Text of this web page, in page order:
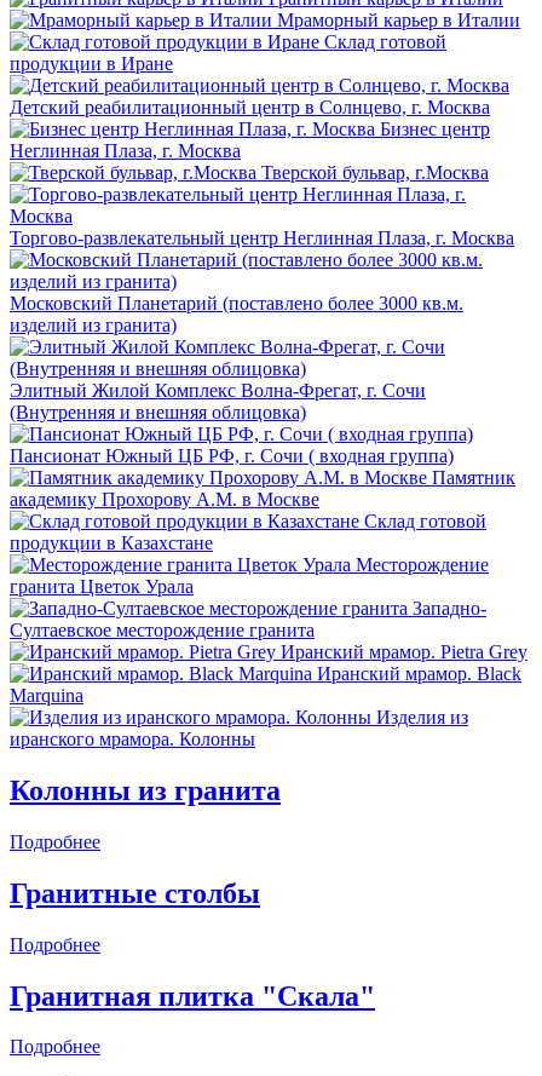
Мраморный карьер в Италии
Склад готовой
продукции в Иране
Детский реабилитационный центр в Солнцево, г. Москва
Бизнес центр
Неглинная Плаза, г. Москва
Тверской бульвар, г.Москва
Торгово-развлекательный центр Неглинная Плаза, г. Москва
Московский Планетарий (поставлено более 3000 кв.м.
изделий из гранита)
Элитный Жилой Комплекс Волна-Фрегат, г. Сочи
(Внутренняя и внешняя облицовка)
Пансионат Южный ЦБ РФ, г. Сочи ( входная группа)
Памятник
академику Прохорову А.М. в Москве
Склад готовой
продукции в Казахстане
Месторождение
гранита Цветок Урала
Западно-
Султаевское месторождение гранита
Иранский мрамор. Pietra Grey
Иранский мрамор. Black
Marquina
Изделия из
иранского мрамора. Колонны
Колонны из гранита
Подробнее
Гранитные столбы
Подробнее
Гранитная плитка "Скала"
Подробнее